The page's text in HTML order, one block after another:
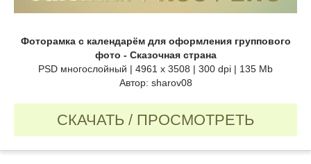
Фоторамка с календарём для оформления группового
фото - Сказочная страна
PSD многослойный | 4961 х 3508 | 300 dpi | 135 Mb
Автор: sharov08
СКАЧАТЬ / ПРОСМОТРЕТЬ